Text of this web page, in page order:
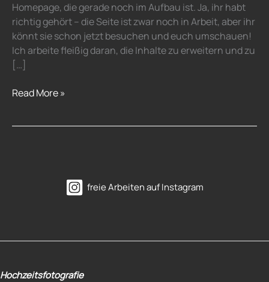
Homepage, die gerade noch im Aufbau ist. Ja, ihr habt
richtig gehört – die Seite ist zwar noch in Arbeit, aber ihr
könnt sie schon jetzt besuchen und euch umschauen!
Ich arbeite fleißig daran, die Inhalte zu erweitern und zu
[…]
Read More »
freie Arbeiten auf Instagram
Hochzeitsfotografie